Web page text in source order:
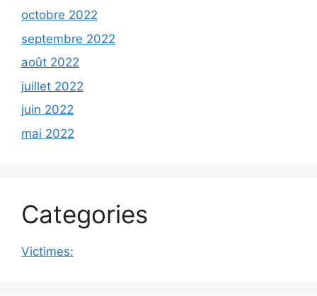
octobre 2022
septembre 2022
août 2022
juillet 2022
juin 2022
mai 2022
Categories
Victimes: